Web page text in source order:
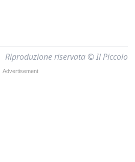
Riproduzione riservata © Il Piccolo